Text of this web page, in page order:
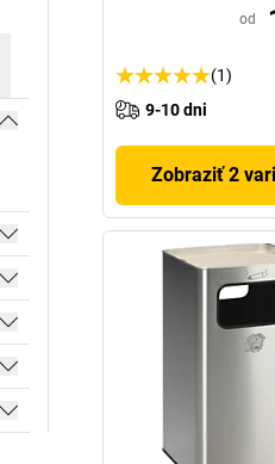
od
(1)
9-10 dni
Zobraziť 2